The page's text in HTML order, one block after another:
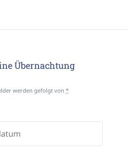
Übernachtung
werden gefolgt von *